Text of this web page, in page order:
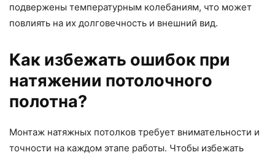
подвержены температурным колебаниям, что может
повлиять на их долговечность и внешний вид.
Как избежать ошибок при
натяжении потолочного
полотна?
Монтаж натяжных потолков требует внимательности и
точности на каждом этапе работы. Чтобы избежать